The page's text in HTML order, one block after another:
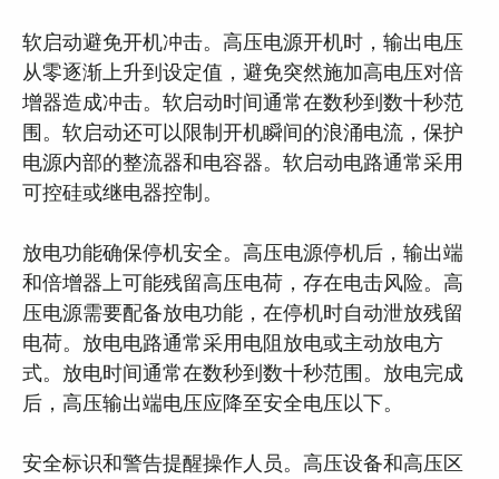
软启动避免开机冲击。高压电源开机时，输出电压
从零逐渐上升到设定值，避免突然施加高电压对倍
增器造成冲击。软启动时间通常在数秒到数十秒范
围。软启动还可以限制开机瞬间的浪涌电流，保护
电源内部的整流器和电容器。软启动电路通常采用
可控硅或继电器控制。
放电功能确保停机安全。高压电源停机后，输出端
和倍增器上可能残留高压电荷，存在电击风险。高
压电源需要配备放电功能，在停机时自动泄放残留
电荷。放电电路通常采用电阻放电或主动放电方
式。放电时间通常在数秒到数十秒范围。放电完成
后，高压输出端电压应降至安全电压以下。
安全标识和警告提醒操作人员。高压设备和高压区